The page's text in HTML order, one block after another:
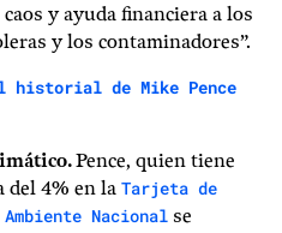
y ayuda financiera a los
y los contaminadores”.
historial de Mike Pence
Pence, quien tiene
del 4% en la Tarjeta de
Nacional se